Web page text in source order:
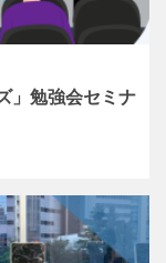
」勉強会セミナ